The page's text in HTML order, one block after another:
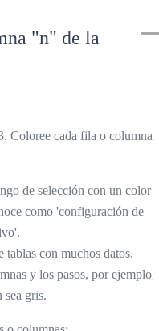
"n" de la
Coloree cada fila o columna
de selección con un color
como 'configuración de
con muchos datos.
y los pasos, por ejemplo,
sea gris.